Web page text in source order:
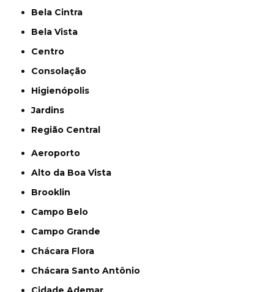
Bela Cintra
Bela Vista
Centro
Consolação
Higienópolis
Jardins
Região Central
Aeroporto
Alto da Boa Vista
Brooklin
Campo Belo
Campo Grande
Chácara Flora
Chácara Santo Antônio